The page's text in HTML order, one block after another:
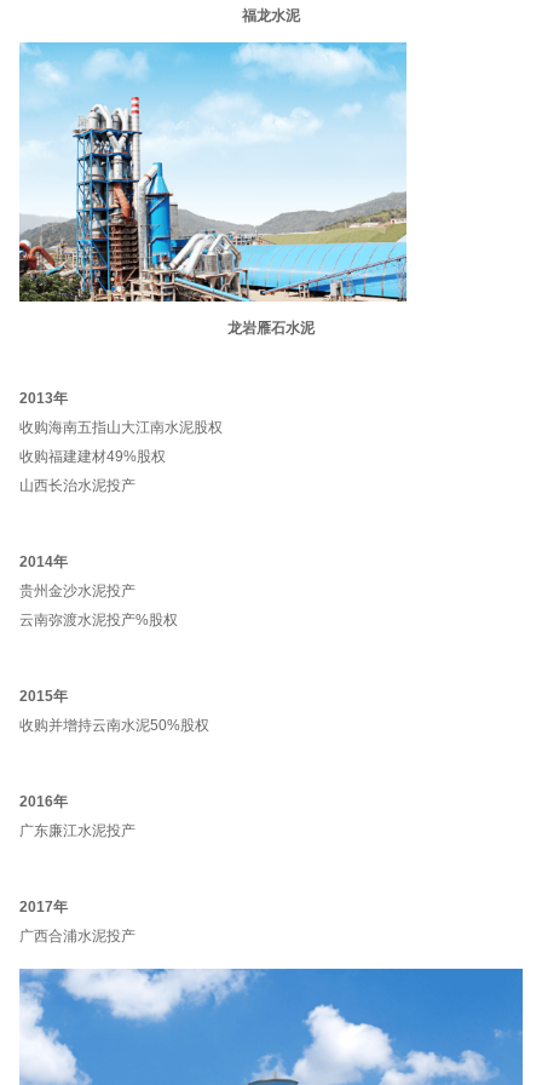
福龙水泥
龙岩雁石水泥
2013年
收购海南五指山大江南水泥股权
收购福建建材49%股权
山西长治水泥投产
2014年
贵州金沙水泥投产
云南弥渡水泥投产%股权
2015年
收购并增持云南水泥50%股权
2016年
广东廉江水泥投产
2017年
广西合浦水泥投产